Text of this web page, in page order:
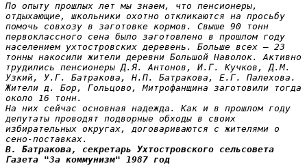
По опыту прошлых лет мы знаем, что пенсионеры,
отдыхающие, школьники охотно откликаются на просьбу
помочь совхозу в заготовке кормов. Свыше 90 тонн
первоклассного сена было заготовлено в прошлом году
населением ухтостровских деревень. Больше всех — 23
тонны накосили жители деревни Большой Наволок. Активно
трудились пенсионеры Д.Я. Антонов, И.Г. Кучков, Д.М.
Узкий, У.Г. Батракова, Н.П. Батракова, Е.Г. Палехова.
Жители д. Бор, Гольцово, Митрофанщина заготовили тогда
около 16 тонн.
На них сейчас основная надежда. Как и в прошлом году
депутаты проводят подворные обходы в своих
избирательных округах, договариваются с жителями о
сено-поставках.
В. Батракова, секретарь Ухтостровского сельсовета
Газета "За коммунизм" 1987 год